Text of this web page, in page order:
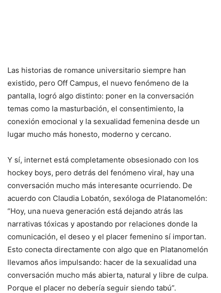
Las historias de romance universitario siempre han
existido, pero Off Campus, el nuevo fenómeno de la
pantalla, logró algo distinto: poner en la conversación
temas como la masturbación, el consentimiento, la
conexión emocional y la sexualidad femenina desde un
lugar mucho más honesto, moderno y cercano.
Y sí, internet está completamente obsesionado con los
hockey boys, pero detrás del fenómeno viral, hay una
conversación mucho más interesante ocurriendo. De
acuerdo con Claudia Lobatón, sexóloga de Platanomelón:
“Hoy, una nueva generación está dejando atrás las
narrativas tóxicas y apostando por relaciones donde la
comunicación, el deseo y el placer femenino sí importan.
Esto conecta directamente con algo que en Platanomelón
llevamos años impulsando: hacer de la sexualidad una
conversación mucho más abierta, natural y libre de culpa.
Porque el placer no debería seguir siendo tabú”.